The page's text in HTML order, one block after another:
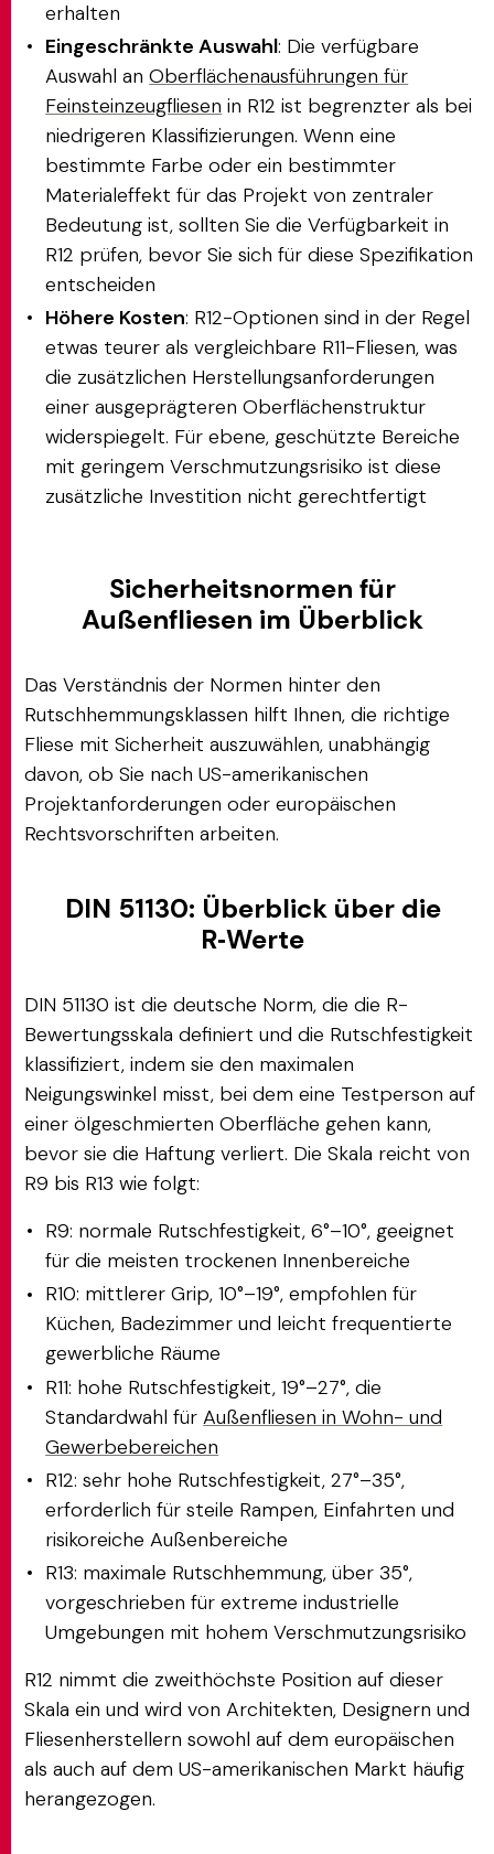
erhalten
Eingeschränkte Auswahl: Die verfügbare
Auswahl anOberflächenausführungen für
Feinsteinzeugfliesen in R12 ist begrenzter als bei
niedrigeren Klassifizierungen. Wenn eine
bestimmte Farbe oder ein bestimmter
Materialeffekt für das Projekt von zentraler
Bedeutung ist, sollten Sie die Verfügbarkeit in
R12 prüfen, bevor Sie sich für diese Spezifikation
entscheiden
Höhere Kosten: R12-Optionen sind in der Regel
etwas teurer als vergleichbare R11-Fliesen, was
die zusätzlichen Herstellungsanforderungen
einer ausgeprägteren Oberflächenstruktur
widerspiegelt. Für ebene, geschützte Bereiche
mit geringem Verschmutzungsrisiko ist diese
zusätzliche Investition nicht gerechtfertigt
Sicherheitsnormen für
Außenfliesen im Überblick
Das Verständnis der Normen hinter den
Rutschhemmungsklassen hilft Ihnen, die richtige
Fliese mit Sicherheit auszuwählen, unabhängig
davon, ob Sie nach US-amerikanischen
Projektanforderungen oder europäischen
Rechtsvorschriften arbeiten.
DIN 51130: Überblick über die
R‑Werte
DIN 51130 ist die deutsche Norm, die die R-
Bewertungsskala definiert und die Rutschfestigkeit
klassifiziert, indem sie den maximalen
Neigungswinkel misst, bei dem eine Testperson auf
einer ölgeschmierten Oberfläche gehen kann,
bevor sie die Haftung verliert. Die Skala reicht von
R9 bis R13 wie folgt:
R9: normale Rutschfestigkeit, 6°–10°, geeignet
für die meisten trockenen Innenbereiche
R10: mittlerer Grip, 10°–19°, empfohlen für
Küchen, Badezimmer und leicht frequentierte
gewerbliche Räume
R11: hohe Rutschfestigkeit, 19°–27°, die
Standardwahl fürAußenfliesen in Wohn- und
Gewerbebereichen
R12: sehr hohe Rutschfestigkeit, 27°–35°,
erforderlich für steile Rampen, Einfahrten und
risikoreiche Außenbereiche
R13: maximale Rutschhemmung, über 35°,
vorgeschrieben für extreme industrielle
Umgebungen mit hohem Verschmutzungsrisiko
R12 nimmt die zweithöchste Position auf dieser
Skala ein und wird von Architekten, Designern und
Fliesenherstellern sowohl auf dem europäischen
als auch auf dem US-amerikanischen Markt häufig
herangezogen.